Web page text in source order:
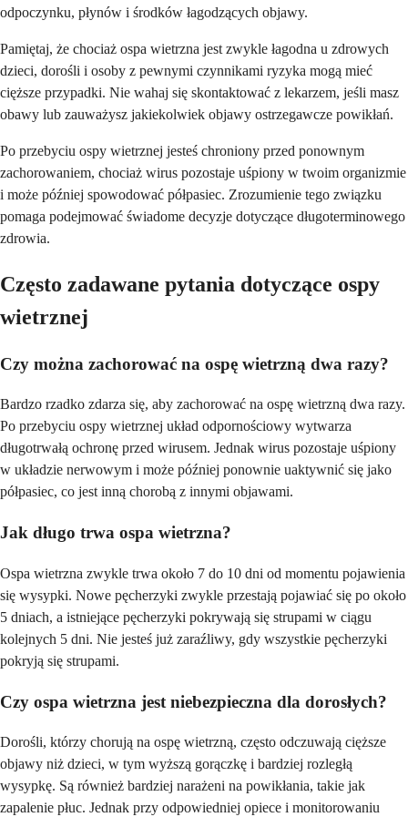
odpoczynku, płynów i środków łagodzących objawy.
Pamiętaj, że chociaż ospa wietrzna jest zwykle łagodna u zdrowych
dzieci, dorośli i osoby z pewnymi czynnikami ryzyka mogą mieć
cięższe przypadki. Nie wahaj się skontaktować z lekarzem, jeśli masz
obawy lub zauważysz jakiekolwiek objawy ostrzegawcze powikłań.
Po przebyciu ospy wietrznej jesteś chroniony przed ponownym
zachorowaniem, chociaż wirus pozostaje uśpiony w twoim organizmie
i może później spowodować półpasiec. Zrozumienie tego związku
pomaga podejmować świadome decyzje dotyczące długoterminowego
zdrowia.
Często zadawane pytania dotyczące ospy
wietrznej
Czy można zachorować na ospę wietrzną dwa razy?
Bardzo rzadko zdarza się, aby zachorować na ospę wietrzną dwa razy.
Po przebyciu ospy wietrznej układ odpornościowy wytwarza
długotrwałą ochronę przed wirusem. Jednak wirus pozostaje uśpiony
w układzie nerwowym i może później ponownie uaktywnić się jako
półpasiec, co jest inną chorobą z innymi objawami.
Jak długo trwa ospa wietrzna?
Ospa wietrzna zwykle trwa około 7 do 10 dni od momentu pojawienia
się wysypki. Nowe pęcherzyki zwykle przestają pojawiać się po około
5 dniach, a istniejące pęcherzyki pokrywają się strupami w ciągu
kolejnych 5 dni. Nie jesteś już zaraźliwy, gdy wszystkie pęcherzyki
pokryją się strupami.
Czy ospa wietrzna jest niebezpieczna dla dorosłych?
Dorośli, którzy chorują na ospę wietrzną, często odczuwają cięższe
objawy niż dzieci, w tym wyższą gorączkę i bardziej rozległą
wysypkę. Są również bardziej narażeni na powikłania, takie jak
zapalenie płuc. Jednak przy odpowiedniej opiece i monitorowaniu